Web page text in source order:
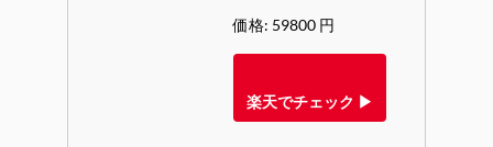
価格: 59800 円
楽天でチェック ▶